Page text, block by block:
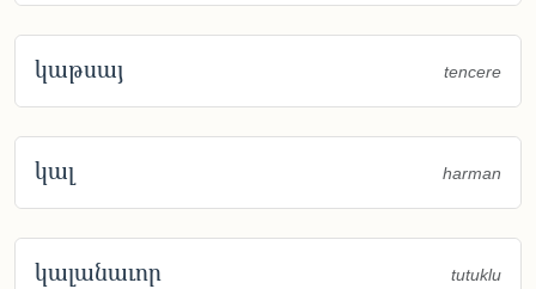
կաթսայ tencere
կալ harman
կալանաւոր tutuklu